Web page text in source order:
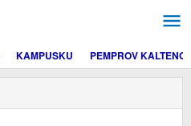
KAMPUSKU PEMPROV KALTENG